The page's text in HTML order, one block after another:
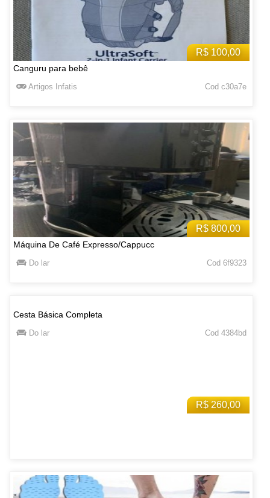
R$ 100,00
Canguru para bebê
Artigos Infatis Cod c30a7e
R$ 800,00
Máquina De Café Expresso/Cappucc
Do lar Cod 6f9323
R$ 260,00
Cesta Básica Completa
Do lar Cod 4384bd